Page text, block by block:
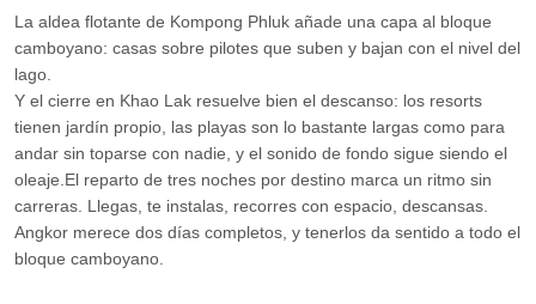
La aldea flotante de Kompong Phluk añade una capa al bloque
camboyano: casas sobre pilotes que suben y bajan con el nivel del
lago.
Y el cierre en Khao Lak resuelve bien el descanso: los resorts
tienen jardín propio, las playas son lo bastante largas como para
andar sin toparse con nadie, y el sonido de fondo sigue siendo el
oleaje.El reparto de tres noches por destino marca un ritmo sin
carreras. Llegas, te instalas, recorres con espacio, descansas.
Angkor merece dos días completos, y tenerlos da sentido a todo el
bloque camboyano.